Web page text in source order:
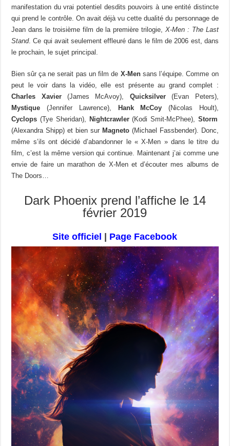
manifestation du vrai potentiel desdits pouvoirs à une entité distincte
qui prend le contrôle. On avait déjà vu cette dualité du personnage de
Jean dans le troisième film de la première trilogie,X-Men : The Last
Stand. Ce qui avait seulement effleuré dans le film de 2006 est, dans
le prochain, le sujet principal.
Bien sûr ça ne serait pas un film de X-Mensans l’équipe. Comme on
peut le voir dans la vidéo, elle est présente au grand complet :
Charles Xavier(James McAvoy), Quicksilver(Evan Peters),
Mystique (Jennifer Lawrence), Hank McCoy (Nicolas Hoult),
Cyclops (Tye Sheridan), Nightcrawler(Kodi Smit-McPhee),
Storm
(Alexandra Shipp) et bien sur Magneto(Michael Fassbender). Donc,
même s’ils ont décidé d’abandonner le « X-Men » dans le titre du
film, c’est la même version qui continue. Maintenant j’ai comme une
envie de faire un marathon de X-Men et d’écouter mes albums de
The Doors…
Dark Phoenix prend l’affiche le 14
février 2019
Site officiel | Page Facebook